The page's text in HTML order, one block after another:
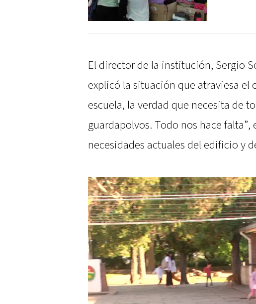
El director de la institución, Sergio
explicó la situación que atraviesa el
escuela, la verdad que necesita de
guardapolvos. Todo nos hace falta”,
necesidades actuales del edificio y